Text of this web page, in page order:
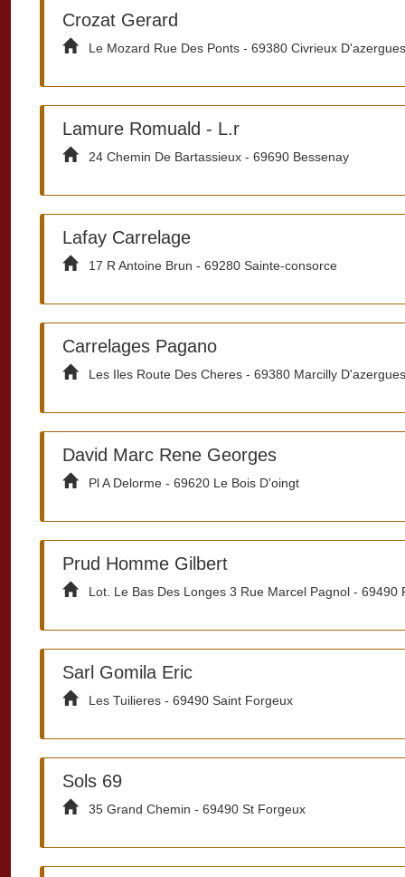
Crozat Gerard
Le Mozard Rue Des Ponts - 69380 Civrieux D'azergues
Lamure Romuald - L.r
24 Chemin De Bartassieux - 69690 Bessenay
Lafay Carrelage
17 R Antoine Brun - 69280 Sainte-consorce
Carrelages Pagano
Les Iles Route Des Cheres - 69380 Marcilly D'azergues
David Marc Rene Georges
Pl A Delorme - 69620 Le Bois D'oingt
Prud Homme Gilbert
Lot. Le Bas Des Longes 3 Rue Marcel Pagnol - 69490
Sarl Gomila Eric
Les Tuilieres - 69490 Saint Forgeux
Sols 69
35 Grand Chemin - 69490 St Forgeux